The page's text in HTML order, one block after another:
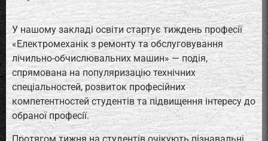
У нашому закладі освіти стартує тиждень професії
«Електромеханік з ремонту та обслуговування
лічильно-обчислювальних машин» — подія,
спрямована на популяризацію технічних
спеціальностей, розвиток професійних
компетентностей студентів та підвищення інтересу до
обраної професії.
Протягом тижня на студентів очікують пізнавальні